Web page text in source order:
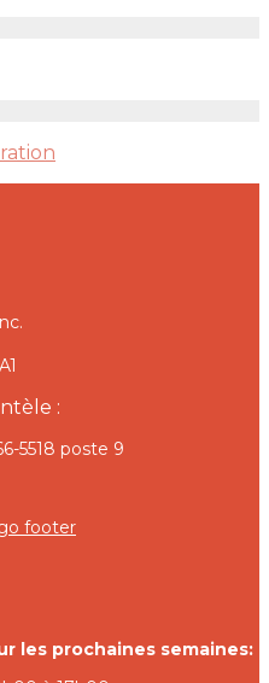
:
5518 poste 9
les prochaines semaines: